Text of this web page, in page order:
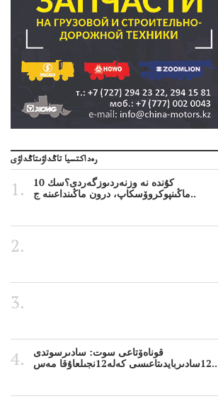
رەداكتسيا تاڭداۋىتاڭداۋى
10 كۇندە نە وزنەردىوزگەردى؟سك
ماڭىنپوكروۆسكاپ، درون ماڭىنداعىنە ج..
قوناەۆتاعى سوت: سادىرسوتدى
12سادىربايدىتاعىسى كەلە12نجىلعاۇقا مەس..